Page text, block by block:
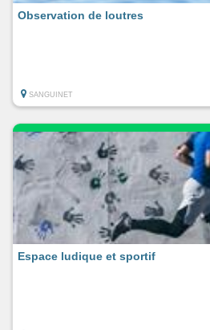
Observation de loutres
SANGUINET
Espace ludique et sportif